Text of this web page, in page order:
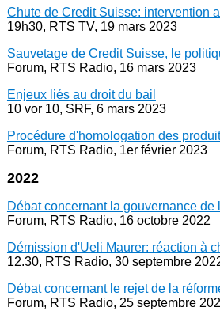
Chute de Credit Suisse: intervention
19h30, RTS TV, 19 mars 2023
Sauvetage de Credit Suisse, le
Forum, RTS Radio, 16 mars 2023
Enjeux liés au droit du bail
10 vor 10, SRF, 6 mars 2023
Procédure d'homologation des
Forum, RTS Radio, 1er février 2023
2022
Débat concernant la gouvernance de
Forum, RTS Radio, 16 octobre 2022
Démission d'Ueli Maurer: réaction à
12.30, RTS Radio, 30 septembre
Débat concernant le rejet de la
Forum, RTS Radio, 25 septembre